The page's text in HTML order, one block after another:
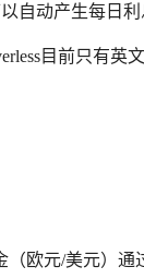
自动产生每日利
目前只有英
欧元/美元）通